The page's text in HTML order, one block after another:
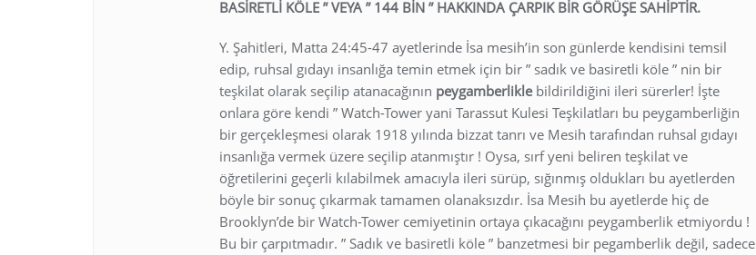
BASİRETLİ KÖLE ” VEYA ” 144 BİN ” HAKKINDA ÇARPIK BİR GÖRÜŞE SAHİPTİR.
Y. Şahitleri, Matta 24:45-47 ayetlerinde İsa mesih’in son günlerde kendisini temsil
edip, ruhsal gıdayı insanlığa temin etmek için bir ” sadık ve basiretli köle ” nin bir
teşkilat olarak seçilip atanacağının peygamberlikle bildirildiğini ileri sürerler! İşte
onlara göre kendi ” Watch-Tower yani Tarassut Kulesi Teşkilatları bu peygamberliğin
bir gerçekleşmesi olarak 1918 yılında bizzat tanrı ve Mesih tarafından ruhsal gıdayı
insanlığa vermek üzere seçilip atanmıştır ! Oysa, sırf yeni beliren teşkilat ve
öğretilerini geçerli kılabilmek amacıyla ileri sürüp, sığınmış oldukları bu ayetlerden
böyle bir sonuç çıkarmak tamamen olanaksızdır. İsa Mesih bu ayetlerde hiç de
Brooklyn’de bir Watch-Tower cemiyetinin ortaya çıkacağını peygamberlik etmiyordu !
Bu bir çarpıtmadır. ” Sadık ve basiretli köle ” banzetmesi bir pegamberlik değil, sadece